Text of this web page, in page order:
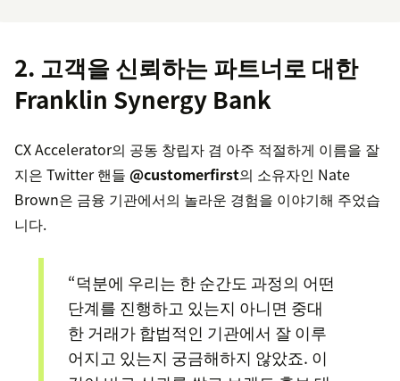
2. 고객을 신뢰하는 파트너로 대한
Franklin Synergy Bank
CX Accelerator의 공동 창립자 겸 아주 적절하게 이름을 잘
지은 Twitter 핸들 @customerfirst의 소유자인 Nate
Brown은 금융 기관에서의 놀라운 경험을 이야기해 주었습
니다.
“덕분에 우리는 한 순간도 과정의 어떤
단계를 진행하고 있는지 아니면 중대
한 거래가 합법적인 기관에서 잘 이루
어지고 있는지 궁금해하지 않았죠. 이